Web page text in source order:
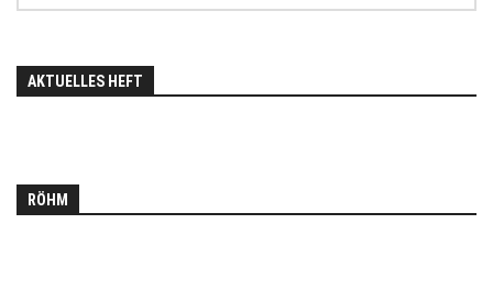
AKTUELLES HEFT
RÖHM